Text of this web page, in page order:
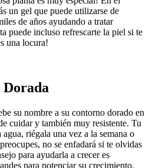
un gel que puede utilizarse de
de años ayudando a tratar
puede incluso refrescarte la piel si te
una locura!
Dorada
su nombre a su contorno dorado en
cuidar y también muy resistente. Tu
riégala una vez a la semana o
no se enfadará si te olvidas
para ayudarla a crecer es
para potenciar su crecimiento.